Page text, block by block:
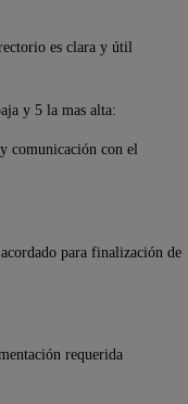
es clara y útil
y 5 la mas alta:
comunicación con el
para finalización de
requerida